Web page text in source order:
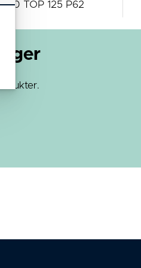
TOP 125 P62